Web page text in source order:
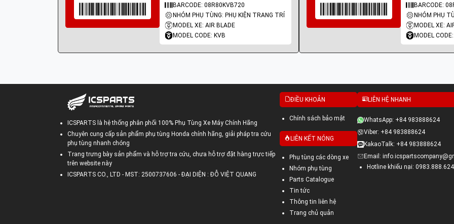
BARCODE: 08R80KVB720
NHÓM PHỤ TÙNG: PHỤ KIỆN TRANG TRÍ
MODEL XE: AIR BLADE
MODEL CODE: KVB
BARCODE:
NHÓM PHỤ
MODEL XE:
MODEL
ICSPARTS là hệ thống phân phối 100% Phụ Tùng Xe Máy Chính Hãng
Chuyên cung cấp sản phẩm phụ tùng Honda chính hãng, giải pháp tra cứu
phụ tùng nhanh chóng
Trang trưng bày sản phẩm và hỗ trợ tra cứu, chưa hỗ trợ đặt hàng trực tiếp
trên website này
ICSPARTS CO., LTD - MST: 2500737606 - ĐẠI DIỆN : ĐỖ VIỆT QUANG
ĐIỀU KHOẢN
Chính sách bảo mật
LIÊN KẾT NÓNG
Phụ tùng các dòng xe
Nhóm phụ tùng
Parts Catalogue
Tin tức
Thông tin liên hệ
Trang chủ quản
LIÊN HỆ NHANH
WhatsApp: +84 983888624
Viber: +84 983888624
KakaoTalk: +84 983888624
Email:
Hotline khiếu nại: 0983.888.624